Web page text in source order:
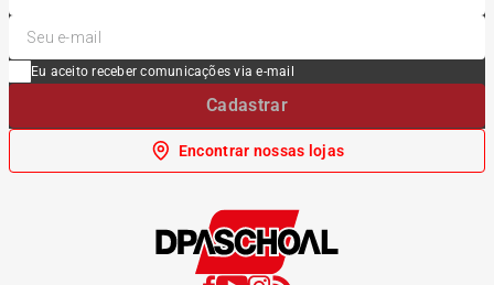
Eu aceito receber comunicações via e-mail
Cadastrar
Encontrar nossas lojas